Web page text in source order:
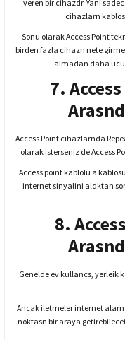
veren bir cihazdr. Yani
cihazlarn
Sonu olarak Access Point
birden fazla cihazn nete
almadan daha
7.
Access Point cihazlarnda
olarak isterseniz de Access
Access point kablolu a
internet sinyalini aldktan
8.
Genelde ev kullancs,
Ancak iletmeler internet
noktasn bir araya